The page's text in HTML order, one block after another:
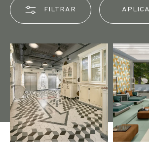
FILTRAR